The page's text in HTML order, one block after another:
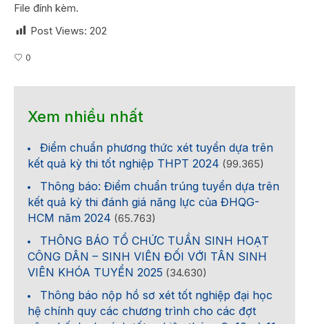
File đính kèm.
Post Views: 202
0
Xem nhiều nhất
Điểm chuẩn phương thức xét tuyển dựa trên
kết quả kỳ thi tốt nghiệp THPT 2024 (99.365)
Thông báo: Điểm chuẩn trúng tuyển dựa trên
kết quả kỳ thi đánh giá năng lực của ĐHQG-
HCM năm 2024 (65.763)
THÔNG BÁO TỔ CHỨC TUẦN SINH HOẠT
CÔNG DÂN – SINH VIÊN ĐỐI VỚI TÂN SINH
VIÊN KHÓA TUYỂN 2025 (34.630)
Thông báo nộp hồ sơ xét tốt nghiệp đại học
hệ chính quy các chương trình cho các đợt